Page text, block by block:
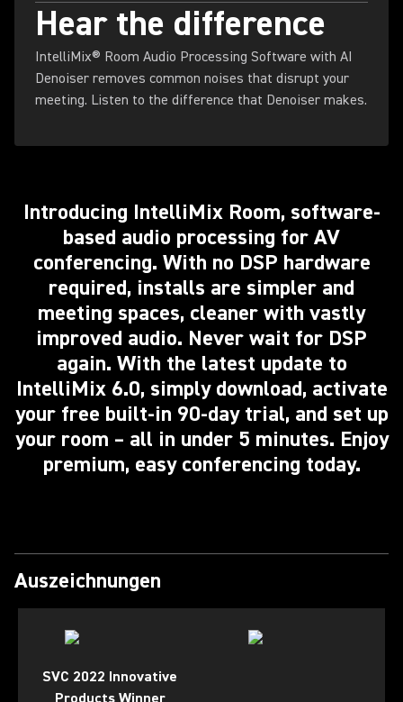
IntelliMix® Room Audio Processing Software with AI
Denoiser removes common noises that disrupt your
meeting. Listen to the difference that Denoiser makes.
Hear the difference
Introducing IntelliMix Room, software-
based audio processing for AV
conferencing. With no DSP hardware
required, installs are simpler and
meeting spaces, cleaner with vastly
improved audio. Never wait for DSP
again. With the latest update to
IntelliMix 6.0, simply download, activate
your free built-in 90-day trial, and set up
your room – all in under 5 minutes. Enjoy
premium, easy conferencing today.
Auszeichnungen
SVC 2022 Innovative
Products Winner